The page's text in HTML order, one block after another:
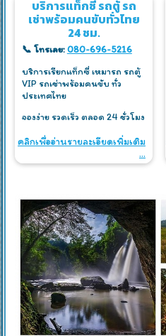
บริการแท็กซี่ รถตู้ รถ
เช่าพร้อมคนขับทั่วไทย
24 ชม.
📞 โทรเลย:080-696-5216
บริการเรียกแท็กซี่ เหมารถ รถตู้
VIP รถเช่าพร้อมคนขับ ทั่ว
ประเทศไทย
จองง่าย รวดเร็ว ตลอด 24 ชั่วโมง
คลิกเพื่ออ่านรายละเอียดเพิ่มเติม
...